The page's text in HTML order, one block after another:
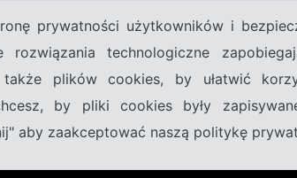
prywatności użytkowników i
rozwiązania technologiczne
także plików cookies, by ułatwić
by pliki cookies były
aby zaakceptować naszą politykę